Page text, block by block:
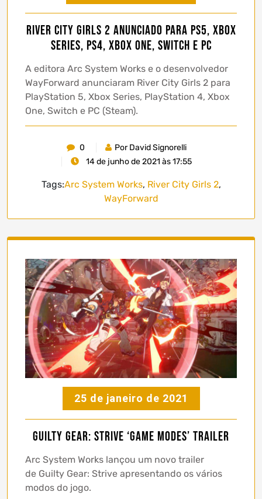
River City Girls 2 anunciado para PS5, Xbox
Series, PS4, Xbox One, Switch e PC
A editora Arc System Works e o desenvolvedor
WayForward anunciaram River City Girls 2 para
PlayStation 5, Xbox Series, PlayStation 4, Xbox
One, Switch e PC (Steam).
0
Por David Signorelli
14 de junho de 2021 às 17:55
Tags:Arc System Works, River City Girls 2,
WayForward
25 de janeiro de 2021
Guilty Gear: Strive ‘Game Modes’ trailer
Arc System Works lançou um novo trailer
de Guilty Gear: Strive apresentando os vários
modos do jogo.